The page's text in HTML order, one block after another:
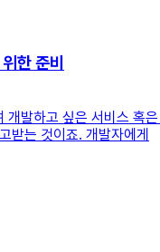
한 준비
개발하고 싶은 서비스 혹
받는 것이죠. 개발자에게